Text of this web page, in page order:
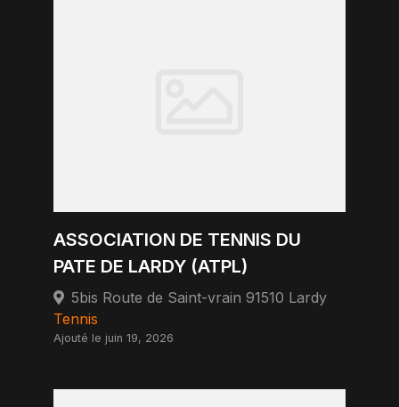
ASSOCIATION DE TENNIS DU
PATE DE LARDY (ATPL)
5bis Route de Saint-vrain 91510 Lardy
Tennis
Ajouté le juin 19, 2026